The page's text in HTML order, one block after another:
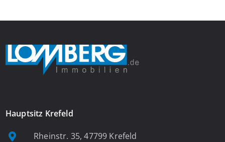
Hauptsitz Krefeld
Rheinstr. 35, 47799 Krefeld